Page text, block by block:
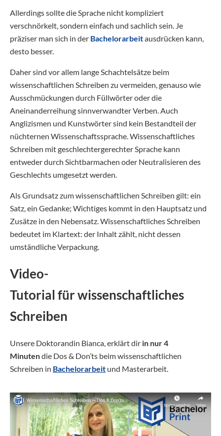
Allerdings sollte die Sprache nicht kompliziert
verschnörkelt, sondern einfach und sachlich sein. Je
präziser man sich in der Bachelorarbeitausdrücken kann,
desto besser.
Daher sind vor allem lange Schachtelsätze beim
wissenschaftlichen Schreiben zu vermeiden, genauso wie
Ausschmückungen durch Füllwörter oder die
Aneinanderreihung sinnverwandter Verben. Auch
Anglizismen und Kunstwörter sind kein Bestandteil der
nüchternen Wissenschaftssprache. Wissenschaftliches
Schreiben mit geschlechtergerechter Sprache kann
entweder durch Sichtbarmachen oder Neutralisieren des
Geschlechts umgesetzt werden.
Als Grundsatz zum wissenschaftlichen Schreiben gilt: ein
Satz, ein Gedanke; Wichtiges kommt in den Hauptsatz und
Zusätze in den Nebensatz. Wissenschaftliches Schreiben
bedeutet im Klartext: der Inhalt zählt, nicht dessen
umständliche Verpackung.
Video-
Tutorial für wissenschaftliches
Schreiben
Unsere Doktorandin Bianca, erklärt dir in nur 4
Minutendie Dos & Don’ts beim wissenschaftlichen
Schreiben in Bachelorarbeit und Masterarbeit.